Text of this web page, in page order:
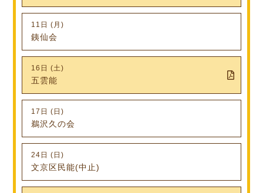
11日 (月)
銕仙会
16日 (土)
五雲能
17日 (日)
鵜沢久の会
24日 (日)
文京区民能(中止)